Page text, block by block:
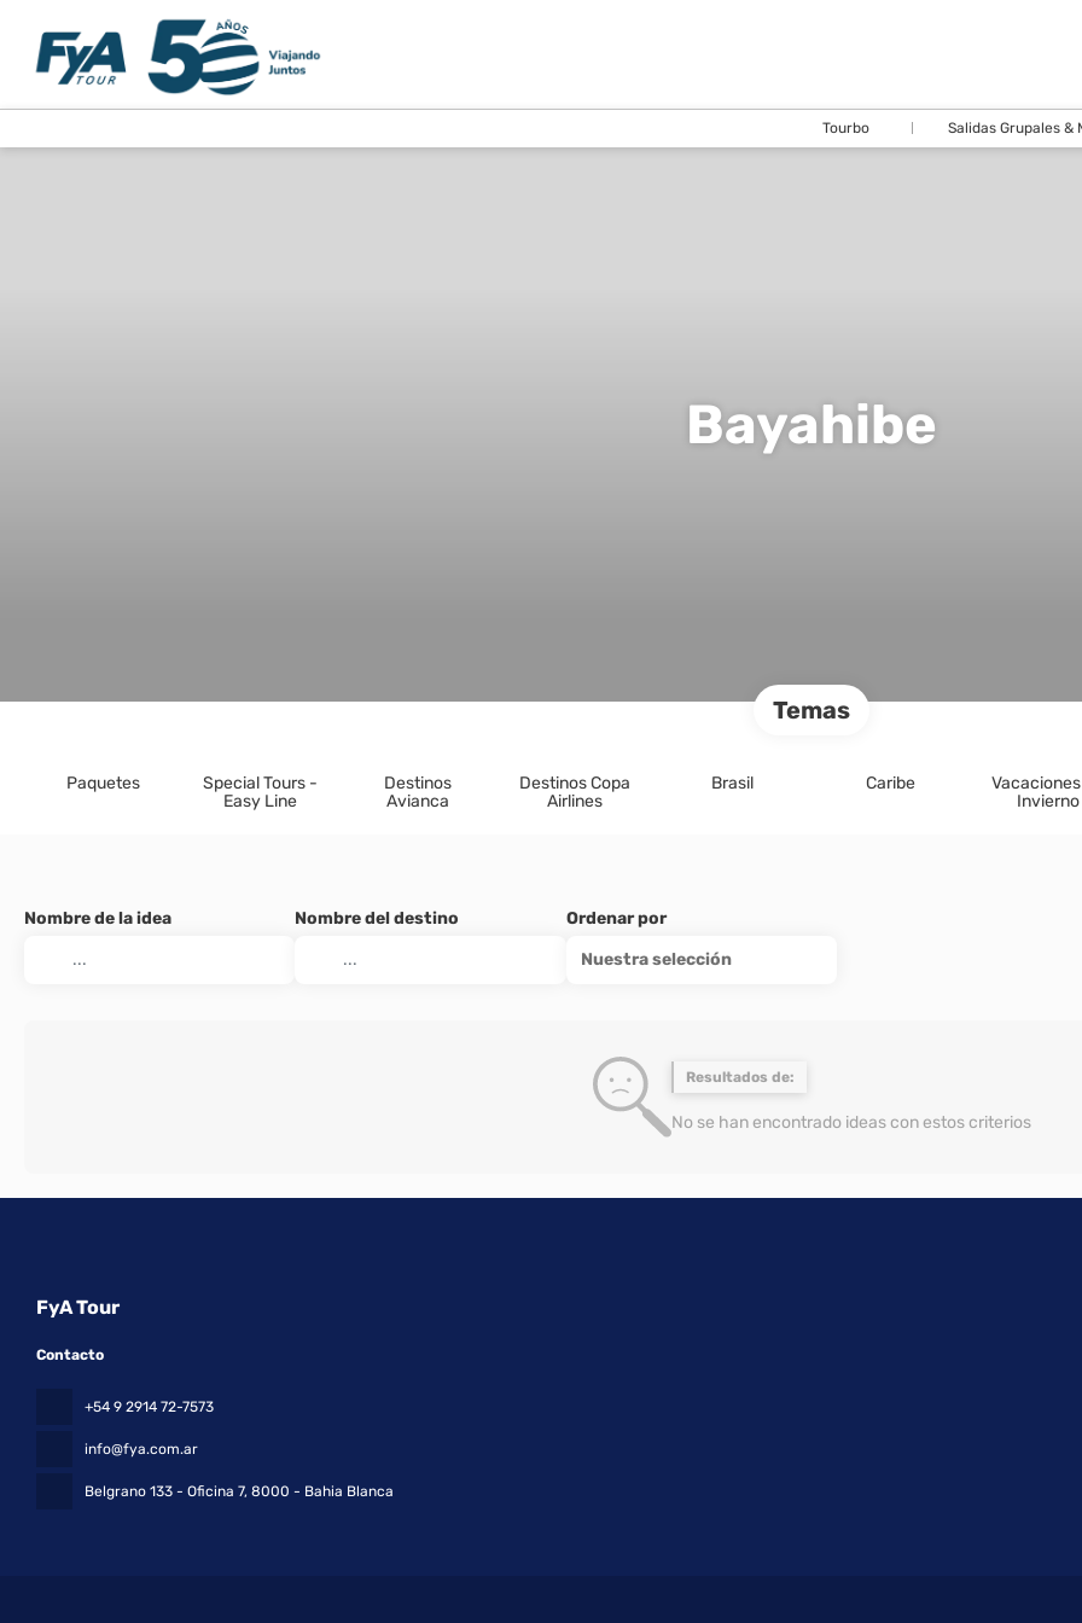
Tourbo Salidas Grupales &
Bayahibe
Temas
Paquetes
Special Tours -
Easy Line
Destinos
Avianca
Destinos Copa
Airlines
Brasil Caribe
Invierno
Nombre de la idea Nombre del destino
Ordenar por
Nuestra selección
Resultados de:
No se han encontrado ideas con estos criterios
FyA Tour
Contacto
+54 9 2914 72-7573
info@fya.com.ar
Belgrano 133 - Oficina 7, 8000 - Bahia Blanca